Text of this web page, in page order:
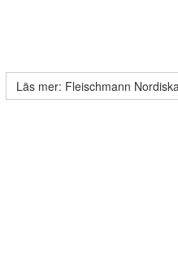
Läs mer: Fleischmann